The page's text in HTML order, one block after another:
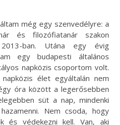
még egy szenvedélyre: a
és filozófiatanár szakon
ban. Utána egy évig
egy budapesti általános
napközis csoportom volt.
élet egyáltalán nem
óra között a legerősebben
süt a nap, mindenki
Nem csoda, hogy
és védekezni kell. Van, aki